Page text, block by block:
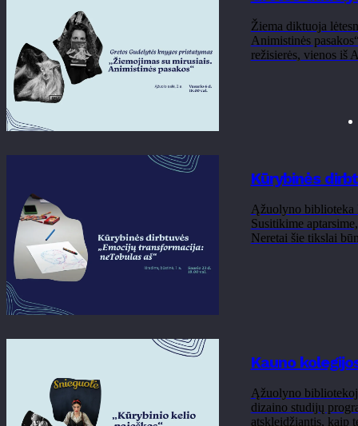
Žiema diktuoja
Animistinės
režisierės, vienos iš
Kūrybinės
Ąžuolyno biblioteka
Susitikime
Neretai šie tikslai
Kauno
Ąžuolyno
dizaino studijų
atskleidžiantis, kaip